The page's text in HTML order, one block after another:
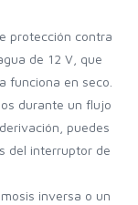
protección contra
de 12 V, que
funciona en seco.
durante un flujo
puedes
del interruptor de
inversa o un